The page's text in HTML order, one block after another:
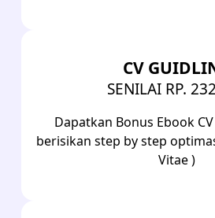
CV
SENILAI RP.
Dapatkan Bonus Ebook
berisikan step by step
Vitae )